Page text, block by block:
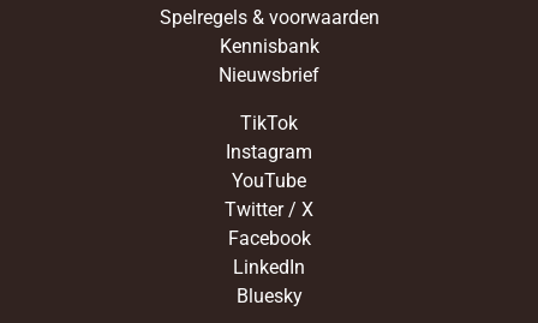
Spelregels & voorwaarden
Kennisbank
Nieuwsbrief
TikTok
Instagram
YouTube
Twitter / X
Facebook
LinkedIn
Bluesky